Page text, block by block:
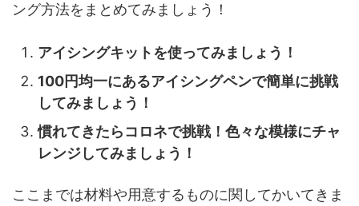
ング方法をまとめてみましょう！
アイシングキットを使ってみましょう！
100円均一にあるアイシングペンで簡単に挑戦
してみましょう！
慣れてきたらコロネで挑戦！色々な模様にチャ
レンジしてみましょう！
ここまでは材料や用意するものに関してかいてきま